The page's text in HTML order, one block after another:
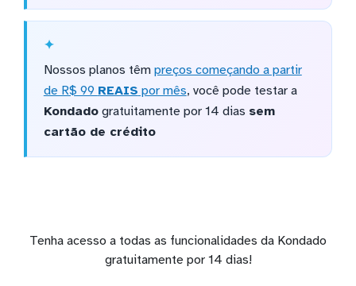
Nossos planos têm preços começando a partir
de R$ 99 REAIS por mês, você pode testar a
Kondadogratuitamente por 14 dias sem
cartão de crédito
Tenha acesso a todas as funcionalidades da Kondado
gratuitamente por 14 dias!